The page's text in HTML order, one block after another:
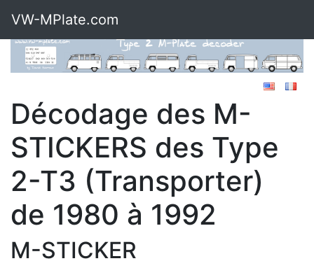
VW-MPlate.com
Décodage des M-
STICKERS des Type
2-T3 (Transporter)
de 1980 à 1992
M-STICKER